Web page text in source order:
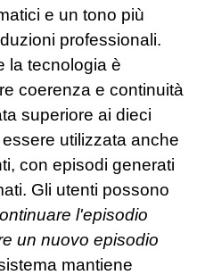
e un tono più
professionali.
la tecnologia è
coerenza e continuità
superiore ai dieci
utilizzata anche
con episodi generati
Gli utenti possono
l'episodio
un nuovo episodio
mantiene